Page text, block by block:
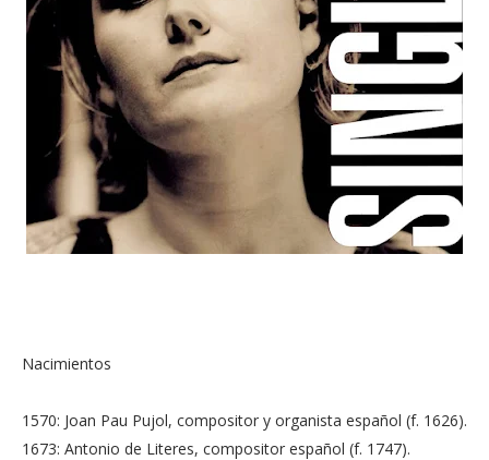
Nacimientos
1570: Joan Pau Pujol, compositor y organista español (f. 1626).
1673: Antonio de Literes, compositor español (f. 1747).